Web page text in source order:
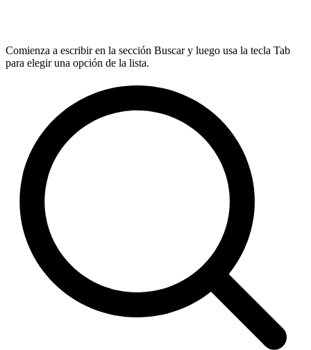
Comienza a escribir en la sección Buscar y luego usa la tecla Tab
para elegir una opción de la lista.